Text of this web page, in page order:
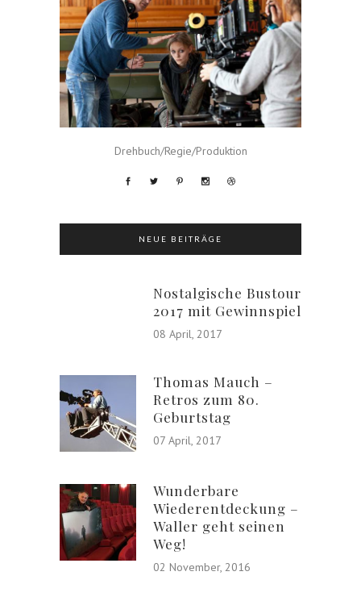
Drehbuch/Regie/Produktion
NEUE BEITRÄGE
Nostalgische Bustour
2017 mit Gewinnspiel
08 April, 2017
Thomas Mauch –
Retros zum 80.
Geburtstag
07 April, 2017
Wunderbare
Wiederentdeckung –
Waller geht seinen
Weg!
02 November, 2016